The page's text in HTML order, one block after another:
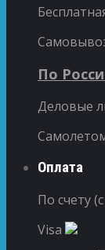
По
Деловые
Оплата
По счету
Visa